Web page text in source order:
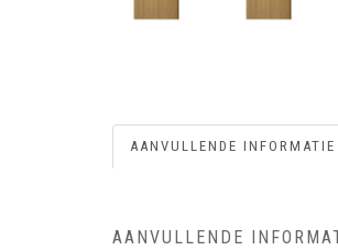
AANVULLENDE INFORMATIE
AANVULLENDE